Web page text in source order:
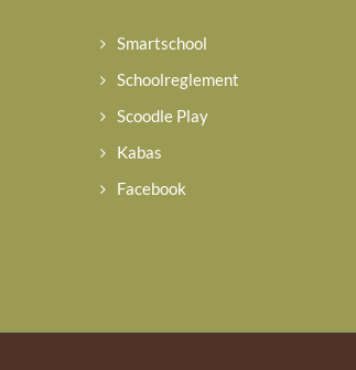
Smartschool
Schoolreglement
Scoodle Play
Kabas
Facebook